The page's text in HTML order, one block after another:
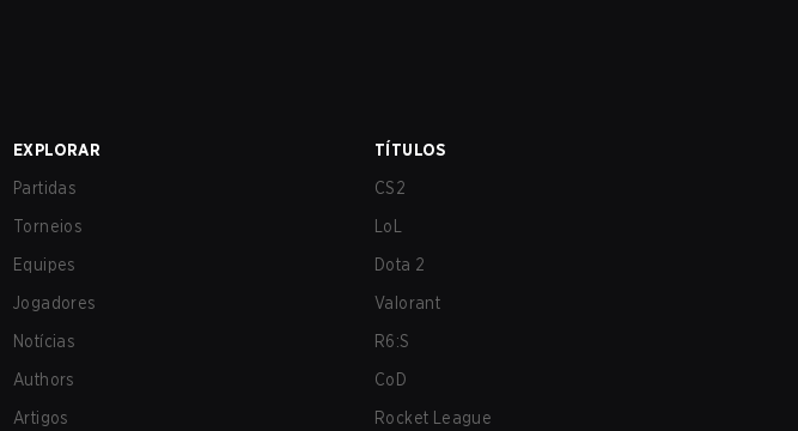
EXPLORAR
Partidas
Torneios
Equipes
Jogadores
Notícias
Authors
Artigos
TÍTULOS
CS2
LoL
Dota 2
Valorant
R6:S
CoD
Rocket League